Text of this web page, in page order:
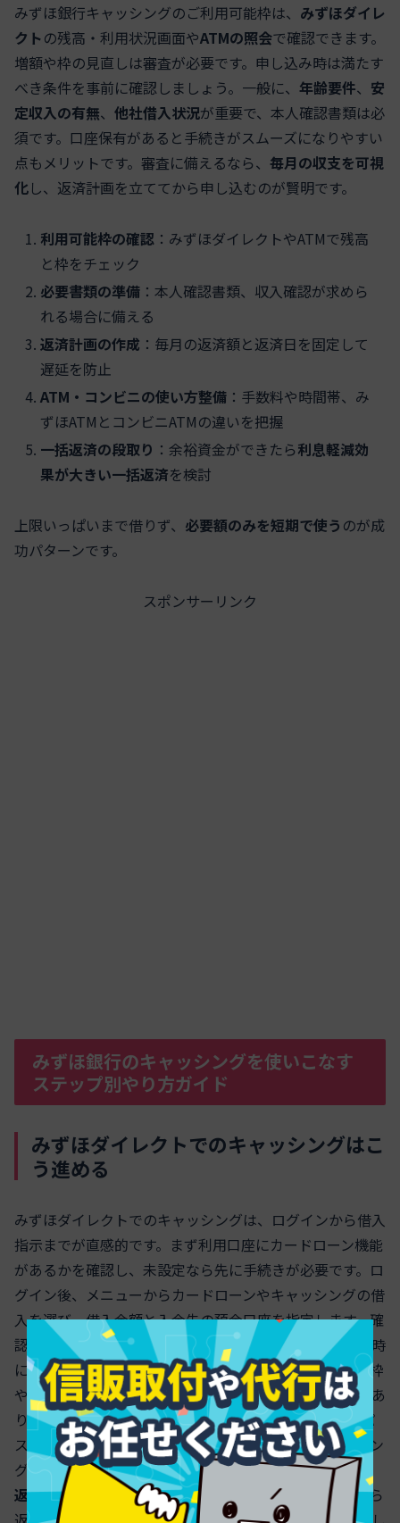
みずほ銀行キャッシングのご利用可能枠は、 みずほダイレ
クトの残高・利用状況画面やATMの照会で確認できます。
増額や枠の見直しは審査が必要です。申し込み時は満たす
べき条件を事前に確認しましょう。一般に、 年齢要件、 安
定収入の有無、 他社借入状況が重要で、本人確認書類は必
須です。口座保有があると手続きがスムーズになりやすい
点もメリットです。審査に備えるなら、 毎月の収支を可視
化し、返済計画を立ててから申し込むのが賢明です。
利用可能枠の確認 ：みずほダイレクトやATMで残高
と枠をチェック
必要書類の準備 ：本人確認書類、収入確認が求めら
れる場合に備える
返済計画の作成 ：毎月の返済額と返済日を固定して
遅延を防止
ATM・コンビニの使い方整備 ：手数料や時間帯、み
ずほATMとコンビニATMの違いを把握
一括返済の段取り ：余裕資金ができたら利息軽減効
果が大きい一括返済を検討
上限いっぱいまで借りず、 必要額のみを短期で使う のが成
功パターンです。
スポンサーリンク
みずほ銀行のキャッシングを使いこなす
ステップ別やり方ガイド
みずほダイレクトでのキャッシングはこ
う進める
みずほダイレクトでのキャッシングは、ログインから借入
指示までが直感的です。まず利用口座にカードローン機能
があるかを確認し、未設定なら先に手続きが必要です。ロ
グイン後、メニューからカードローンやキャッシングの借
入を選び、借入金額と入金先の預金口座を指定します。確
認画面で内容と利息の目安をチェックし、実行すれば即時
に口座へ入金されます。エラーが出る場合は、利用可能枠
や暗証番号の誤入力、メンテナンス時間が原因のことがあ
ります。安全のため、公共のWi‑Fiは避け、ワンタイムパ
スワードを有効化すると安心です。みずほ銀行キャッシン
グの強みは、手数料なしで24時間手続きできる点と繰り
返し借入・返済ができる柔軟性
にあります。取引履歴から